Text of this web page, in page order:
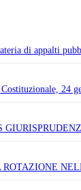
di appalti
24